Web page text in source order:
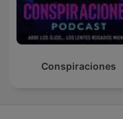
Conspiraciones